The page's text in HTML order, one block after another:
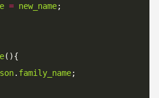
= new_name;
(){
. family_name;